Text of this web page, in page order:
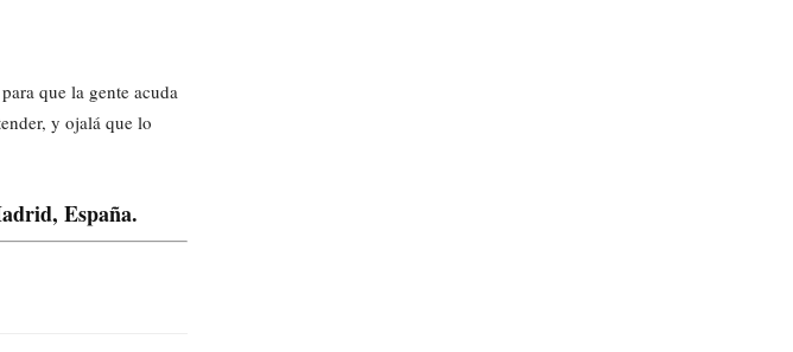
que la gente acuda
y ojalá que lo
España.